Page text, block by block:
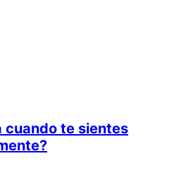
cuando te sientes